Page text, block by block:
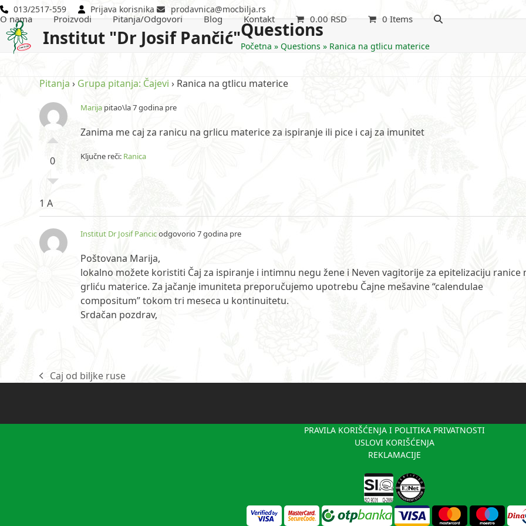
Skip
to
content
013/2517-559 Prijava korisnika prodavnica@mocbilja.rs
Institut "Dr Josif Pančić"
O nama Proizvodi Pitanja/Odgovori Blog Kontakt 0.00 RSD 0 Items
Questions
Početna » Questions » Ranica na gtlicu materice
Pitanja › Grupa pitanja: Čajevi › Ranica na gtlicu materice
0
Marija pitao\la 7 godina pre
Zanima me caj za ranicu na grlicu materice za ispiranje ili pice i caj za imunitet
Ključne reči: Ranica
1 A
Institut Dr Josif Pancicodgovorio 7 godina pre
Poštovana Marija,
lokalno možete koristiti Čaj za ispiranje i intimnu negu žene i Neven vagitorije za epitelizaciju ranice
grliću materice. Za jačanje imuniteta preporučujemo upotrebu Čajne mešavine “calendulae
compositum” tokom tri meseca u kontinuitetu.
Srdačan pozdrav,
previous
Caj od biljke ruse
PRAVILA KORIŠĆENJA I POLITIKA PRIVATNOSTI
USLOVI KORIŠĆENJA
REKLAMACIJE